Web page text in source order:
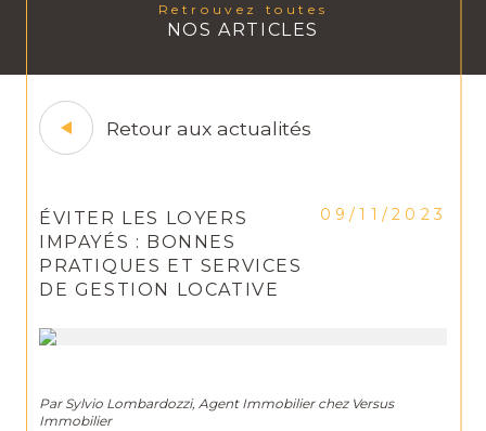
Retrouvez toutes
NOS ARTICLES
Retour aux actualités
ÉVITER LES LOYERS
IMPAYÉS : BONNES
PRATIQUES ET SERVICES
DE GESTION LOCATIVE
09/11/2023
Par Sylvio Lombardozzi, Agent Immobilier chez Versus
Immobilier